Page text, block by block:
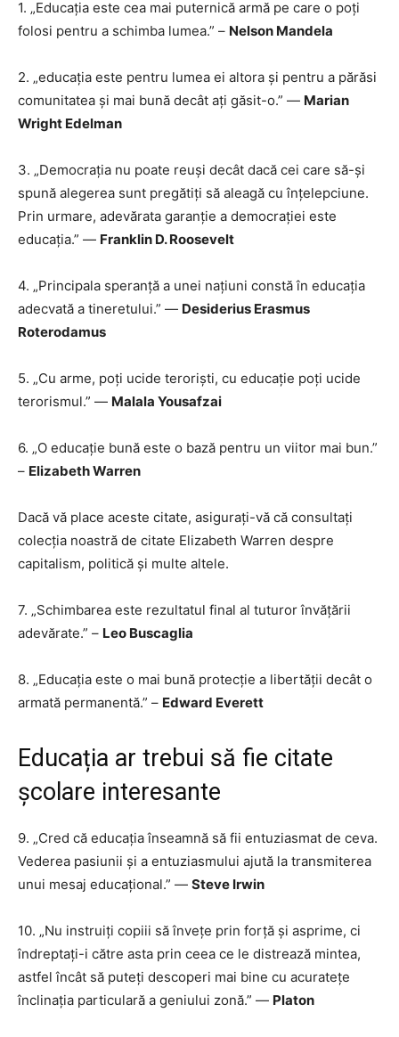
1. „Educația este cea mai puternică armă pe care o poți
folosi pentru a schimba lumea.” – Nelson Mandela
2. „educația este pentru lumea ei altora și pentru a părăsi
comunitatea și mai bună decât ați găsit-o.” — Marian
Wright Edelman
3. „Democrația nu poate reuși decât dacă cei care să-și
spună alegerea sunt pregătiți să aleagă cu înțelepciune.
Prin urmare, adevărata garanție a democrației este
educația.” — Franklin D. Roosevelt
4. „Principala speranță a unei națiuni constă în educația
adecvată a tineretului.” ― Desiderius Erasmus
Roterodamus
5. „Cu arme, poți ucide teroriști, cu educație poți ucide
terorismul.” ― Malala Yousafzai
6. „O educație bună este o bază pentru un viitor mai bun.”
– Elizabeth Warren
Dacă vă place aceste citate, asigurați-vă că consultați
colecția noastră de citate Elizabeth Warren despre
capitalism, politică și multe altele.
7. „Schimbarea este rezultatul final al tuturor învățării
adevărate.” – Leo Buscaglia
8. „Educația este o mai bună protecție a libertății decât o
armată permanentă.” – Edward Everett
Educația ar trebui să fie citate
școlare interesante
9. „Cred că educația înseamnă să fii entuziasmat de ceva.
Vederea pasiunii și a entuziasmului ajută la transmiterea
unui mesaj educațional.” — Steve Irwin
10. „Nu instruiți copiii să învețe prin forță și asprime, ci
îndreptați-i către asta prin ceea ce le distrează mintea,
astfel încât să puteți descoperi mai bine cu acuratețe
înclinația particulară a geniului zonă.” — Platon